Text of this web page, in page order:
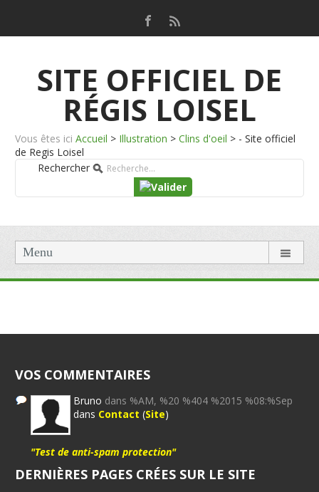
SITE OFFICIEL DE
RÉGIS LOISEL
Vous êtes ici Accueil > Illustration > Clins d'oeil > - Site officiel
de Regis Loisel
Rechercher
Menu
VOS COMMENTAIRES
Bruno dans %AM, %20 %404 %2015 %08:%Sep
dans Contact (Site)
"Test de anti-spam protection"
DERNIÈRES PAGES CRÉES SUR LE SITE